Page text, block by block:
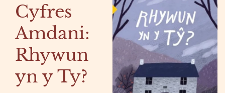
Cyfres
Amdani:
Rhywun
yn y Ty?